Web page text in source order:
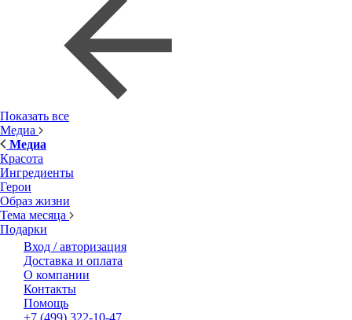
Показать все
Медиа
Медиа
Красота
Ингредиенты
Герои
Образ жизни
Тема месяца
Подарки
Вход / авторизация
Доставка и оплата
О компании
Контакты
Помощь
+7 (499) 322-10-47